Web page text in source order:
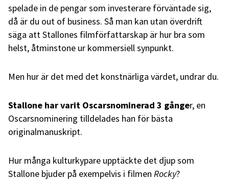
spelade in de pengar som investerare förväntade sig,
då är du out of business. Så man kan utan överdrift
säga att Stallones filmförfattarskap är hur bra som
helst, åtminstone ur kommersiell synpunkt.
Men hur är det med det konstnärliga värdet, undrar du.
Stallone har varit Oscarsnominerad 3 gånger, en
Oscarsnominering tilldelades han för bästa
originalmanuskript.
Hur många kulturkypare upptäckte det djup som
Stallone bjuder på exempelvis i filmen Rocky?